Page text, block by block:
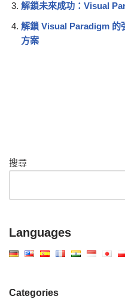
解鎖未來成功：Visual
解鎖 Visual Paradigm 的
方案
搜尋
Languages
Categories